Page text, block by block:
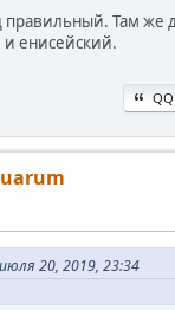
правильный. Там же
енисейский.
QQ
20, 2019, 23:34